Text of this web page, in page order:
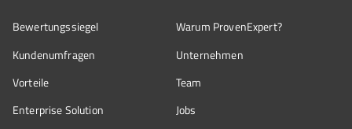
Bewertungssiegel
Kundenumfragen
Vorteile
Enterprise Solution
Warum ProvenExpert?
Unternehmen
Team
Jobs